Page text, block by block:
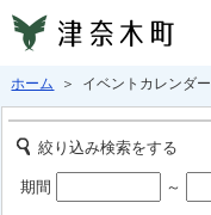
ホーム ＞ イベントカレンダー
絞り込み検索をする
期間 ～